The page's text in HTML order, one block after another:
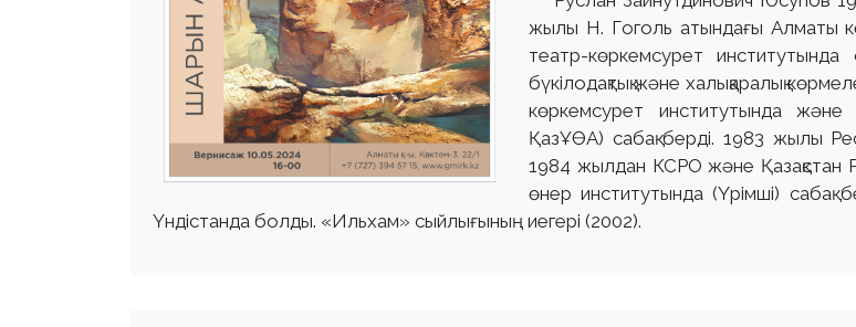
жылы Н. Гоголь атындағы Алматы
театр-көркемсурет
бүкілодақтық және халықаралық
көркемсурет институтында және
ҚазҰӨА) сабақ берді. 1983 жылы
1984 жылдан КСРО және Қазақстан
өнер институтында (Үрімші)
Үндістанда болды. «Ильхам» сыйлығының иегері (2002).